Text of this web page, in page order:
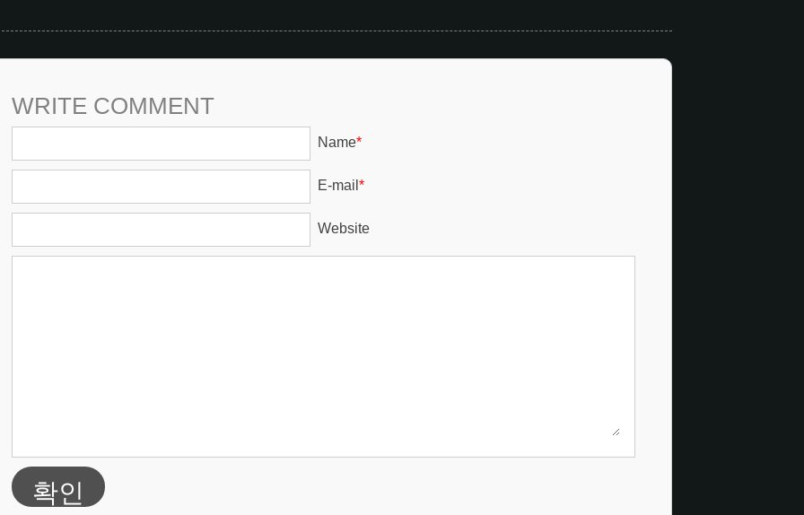
WRITE COMMENT
Name*
E-mail *
Website
확인